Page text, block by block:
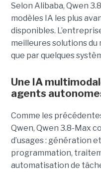
Selon Alibaba, Qwen
modèles IA les plus
disponibles.
meilleures solutions du
que par quelques
Une IA
agents
Comme les
Qwen, Qwen 3.8-Max
d’usages : génération
programmation,
automatisation de